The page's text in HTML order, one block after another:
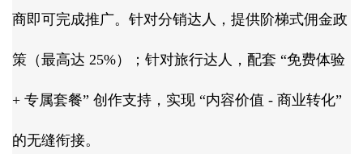
商即可完成推广。针对分销达人，提供阶梯式佣金政
策（最高达 25%）；针对旅行达人，配套 “免费体验
+ 专属套餐” 创作支持，实现 “内容价值 - 商业转化”
的无缝衔接。​